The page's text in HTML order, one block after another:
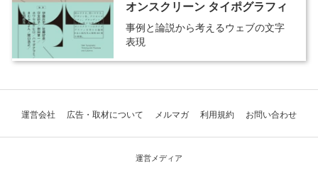
オンスクリーン タイポグラフィ
事例と論説から考えるウェブの文字
表現
運営会社 広告・取材について メルマガ 利用規約 お問い合わせ
運営メディア